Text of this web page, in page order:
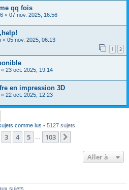
qq fois
« 07 nov. 2025, 16:56
« 05 nov. 2025, 06:13
1 2
« 23 oct. 2025, 19:14
en impression 3D
« 22 oct. 2025, 12:23
comme lus • 5127 sujets
103
3 4 5 103
Aller à
sujets